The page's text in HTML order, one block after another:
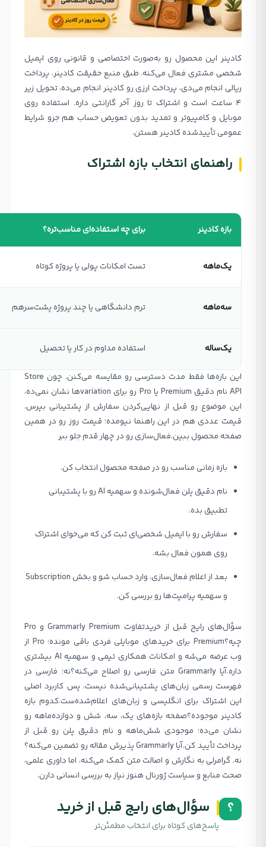
کادینر این محصول رو به‌صورت اختصاصی و قانونی روی ایمیل
شخصی مشتری فعال می‌کنه. طبق منبع حقیقت کادینر، پرداخت
ریالی انجام می‌دی، پرداخت ارزی رو کادینر انجام می‌ده، تحویل زیر
۴ ساعت است و اشتراک تا روز آخر گارانتی داره. استفاده روی
موبایل و کامپیوتر و تمدید بدون تعویض حساب هم جزو شرایط
عمومی تأییدشده کادینر هستن.
راهنمای انتخاب بازه اشتراک
بازه کادینر برای چه استفاده‌ای مناسب‌تره؟
یک‌ماهه تست امکانات پولی یا پروژه کوتاه
سه‌ماهه ترم دانشگاهی یا چند پروژه پشت‌سرهم
یک‌ساله استفاده مداوم در کار یا تحصیل
این بازه‌ها فقط مدت دسترسی رو مقایسه می‌کنن. چون Store
API نام دقیق Premium یا Pro رو برای variationها نشان نمی‌ده،
این موضوع رو قبل از نهایی‌کردن سفارش از پشتیبانی بپرس.
قیمت عددی هم در این راهنما نیومده؛ قیمت روز رو در همین
صفحه محصول ببین.فعال‌سازی رو در چهار قدم جلو ببر
بازه زمانی مناسب رو در صفحه محصول انتخاب کن.
نام دقیق پلن فعال‌شونده و سهمیه AI رو با پشتیبانی
تطبیق بده.
سفارش رو با ایمیل شخصی‌ای ثبت کن که می‌خوای اشتراک
روی همون فعال بشه.
بعد از اعلام فعال‌سازی، وارد حساب شو و بخش Subscription
و سهمیه پرامپت‌ها رو بررسی کن.
سؤال‌های رایج قبل از خریدتفاوت Grammarly Premium و Pro
چیه؟Premium برای خریدهای موبایلی فردی باقی مونده؛ Pro از
وب عرضه می‌شه و امکانات همکاری تیمی و سهمیه AI بیشتری
داره.آیا Grammarly متن فارسی رو اصلاح می‌کنه؟نه؛ فارسی در
فهرست رسمی زبان‌های پشتیبانی‌شده نیست، پس کاربرد اصلی
این اشتراک برای انگلیسی و زبان‌های اعلام‌شده‌ست.کدوم بازه
کادینر موجوده؟صفحه بازه‌های یک، سه، شش و دوازده‌ماهه رو
نشان می‌ده؛ موجودی شش‌ماهه و نام دقیق پلن رو قبل از
پرداخت تأیید کن.آیا Grammarly پذیرش مقاله رو تضمین می‌کنه؟
نه. گرامرلی به نگارش و اصالت متن کمک می‌کنه، اما داوری علمی،
صحت منابع و سیاست ژورنال هنوز نیاز به بررسی انسانی دارن.
؟ سؤال‌های رایج قبل از خرید
پاسخ‌های کوتاه برای انتخاب مطمئن‌تر